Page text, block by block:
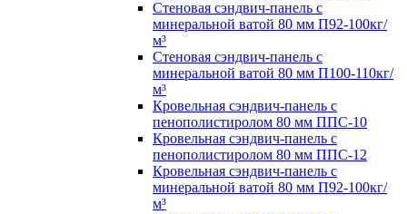
Стеновая сэндвич-панель с
минеральной ватой 80 мм П92-100кг/
м³
Стеновая сэндвич-панель с
минеральной ватой 80 мм П100-110кг/
м³
Кровельная сэндвич-панель с
пенополистиролом 80 мм ППС-10
Кровельная сэндвич-панель с
пенополистиролом 80 мм ППС-12
Кровельная сэндвич-панель с
минеральной ватой 80 мм П92-100кг/
м³